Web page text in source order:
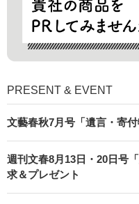
PRESENT & EVENT
文藝春秋7月号「遺言・寄
週刊文春8月13日・20日号
求＆プレゼント